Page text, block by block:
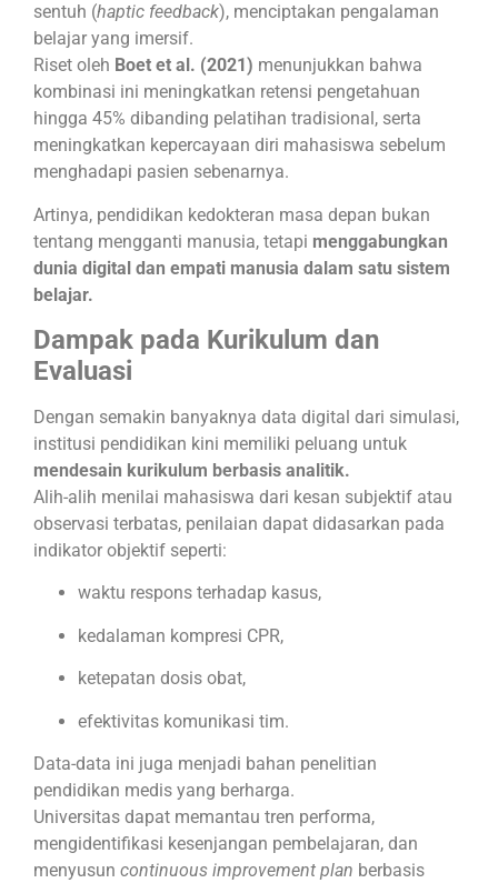
sentuh (haptic feedback), menciptakan pengalaman
belajar yang imersif.
Riset oleh Boet et al. (2021) menunjukkan bahwa
kombinasi ini meningkatkan retensi pengetahuan
hingga 45% dibanding pelatihan tradisional, serta
meningkatkan kepercayaan diri mahasiswa sebelum
menghadapi pasien sebenarnya.
Artinya, pendidikan kedokteran masa depan bukan
tentang mengganti manusia, tetapi menggabungkan
dunia digital dan empati manusia dalam satu sistem
belajar.
Dampak pada Kurikulum dan
Evaluasi
Dengan semakin banyaknya data digital dari simulasi,
institusi pendidikan kini memiliki peluang untuk
mendesain kurikulum berbasis analitik.
Alih-alih menilai mahasiswa dari kesan subjektif atau
observasi terbatas, penilaian dapat didasarkan pada
indikator objektif seperti:
waktu respons terhadap kasus,
kedalaman kompresi CPR,
ketepatan dosis obat,
efektivitas komunikasi tim.
Data-data ini juga menjadi bahan penelitian
pendidikan medis yang berharga.
Universitas dapat memantau tren performa,
mengidentifikasi kesenjangan pembelajaran, dan
menyusun continuous improvement plan berbasis